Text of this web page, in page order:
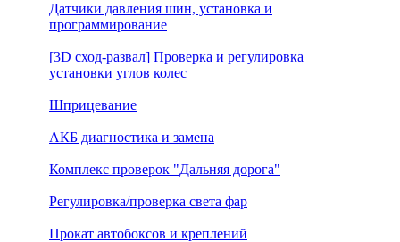
Датчики давления шин, установка и
программирование
[3D сход-развал] Проверка и регулировка
установки углов колес
Шприцевание
АКБ диагностика и замена
Комплекс проверок "Дальняя дорога"
Регулировка/проверка света фар
Прокат автобоксов и креплений